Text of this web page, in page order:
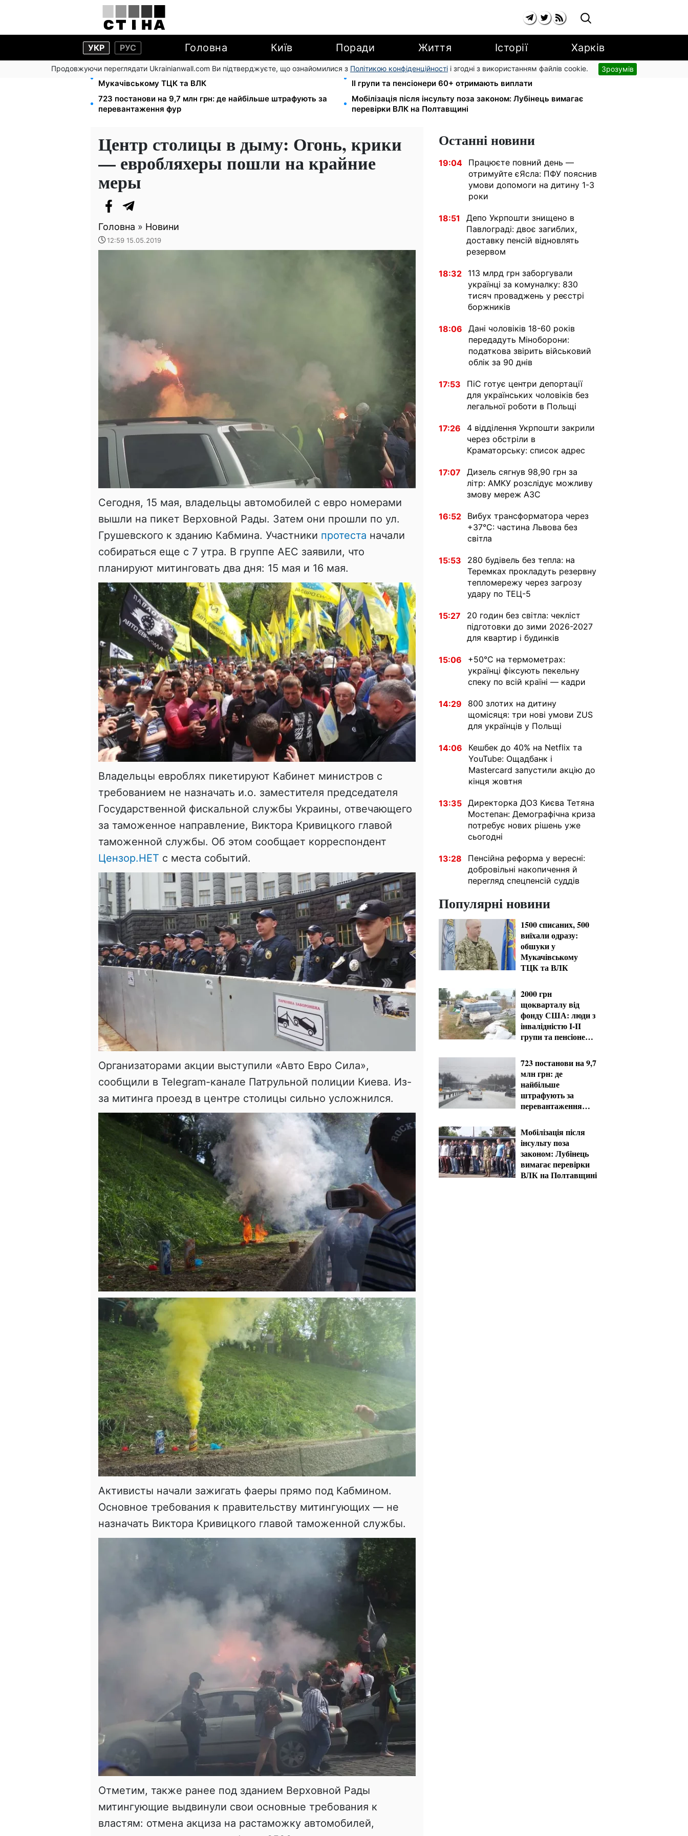
УКР РУС Головна Київ Поради Життя Історії Харків
Продовжуючи переглядати Ukrainianwall.com Ви підтверджуєте, що ознайомилися з Політикою конфіденційності і згодні з використанням файлів cookie. Зрозумів
1500 списаних, 500 виїхали одразу: обшуки у
Мукачівському ТЦК та ВЛК
2000 грн щокварталу від фонду США: люди з інвалідністю I-
II групи та пенсіонери 60+ отримають виплати
723 постанови на 9,7 млн грн: де найбільше штрафують за
перевантаження фур
Мобілізація після інсульту поза законом: Лубінець вимагає
перевірки ВЛК на Полтавщині
Центр столицы в дыму: Огонь, крики
— евробляхеры пошли на крайние
меры
Головна » Новини
12:59 15.05.2019
Сегодня, 15 мая, владельцы автомобилей с евро номерами
вышли на пикет Верховной Рады. Затем они прошли по ул.
Грушевского к зданию Кабмина. Участники протеста начали
собираться еще с 7 утра. В группе АЕС заявили, что
планируют митинговать два дня: 15 мая и 16 мая.
Владельцы евроблях пикетируют Кабинет министров с
требованием не назначать и.о. заместителя председателя
Государственной фискальной службы Украины, отвечающего
за таможенное направление, Виктора Кривицкого главой
таможенной службы. Об этом сообщает корреспондент
Цензор.НЕТ с места событий.
Организаторами акции выступили «Авто Евро Сила»,
сообщили в Telegram-канале Патрульной полиции Киева. Из-
за митинга проезд в центре столицы сильно усложнился.
Активисты начали зажигать фаеры прямо под Кабмином.
Основное требования к правительству митингующих — не
назначать Виктора Кривицкого главой таможенной службы.
Отметим, также ранее под зданием Верховной Рады
митингующие выдвинули свои основные требования к
властям: отмена акциза на растаможку автомобилей,
Останні новини
19:04
Працюєте повний день —
отримуйте єЯсла: ПФУ пояснив
умови допомоги на дитину 1-3
роки
18:51
Депо Укрпошти знищено в
Павлограді: двоє загиблих,
доставку пенсій відновлять
резервом
18:32
113 млрд грн заборгували
українці за комуналку: 830
тисяч проваджень у реєстрі
боржників
18:06
Дані чоловіків 18-60 років
передадуть Міноборони:
податкова звірить військовий
облік за 90 днів
17:53
ПіС готує центри депортації
для українських чоловіків без
легальної роботи в Польщі
17:26
4 відділення Укрпошти закрили
через обстріли в
Краматорську: список адрес
17:07
Дизель сягнув 98,90 грн за
літр: АМКУ розслідує можливу
змову мереж АЗС
16:52
Вибух трансформатора через
+37°C: частина Львова без
світла
15:53
280 будівель без тепла: на
Теремках прокладуть резервну
тепломережу через загрозу
удару по ТЕЦ-5
15:27
20 годин без світла: чекліст
підготовки до зими 2026-2027
для квартир і будинків
15:06
+50°C на термометрах:
українці фіксують пекельну
спеку по всій країні — кадри
14:29
800 злотих на дитину
щомісяця: три нові умови ZUS
для українців у Польщі
14:06
Кешбек до 40% на Netflix та
YouTube: Ощадбанк і
Mastercard запустили акцію до
кінця жовтня
13:35 Директорка ДОЗ Києва Тетяна
Мостепан: Демографічна криза
потребує нових рішень уже
сьогодні
13:28
Пенсійна реформа у вересні:
добровільні накопичення й
перегляд спецпенсій суддів
Популярні новини
1500 списаних, 500
виїхали одразу:
обшуки у
Мукачівському
ТЦК та ВЛК
2000 грн
щокварталу від
фонду США: люди з
інвалідністю I-II
групи та пенсіонери
виплати
723 постанови на 9,7
млн грн: де
найбільше
штрафують за
перевантаження
Мобілізація після
інсульту поза
законом: Лубінець
вимагає перевірки
ВЛК на Полтавщині